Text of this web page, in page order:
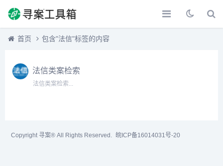
首页 包含"法信"标签的内容
法信类案检索
法信类案检索...
Copyright 寻案® All Rights Reserved. 皖ICP备16014031号-20